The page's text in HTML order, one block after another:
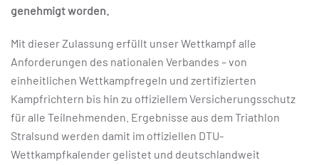
genehmigt worden.
Mit dieser Zulassung erfüllt unser Wettkampf alle
Anforderungen des nationalen Verbandes – von
einheitlichen Wettkampfregeln und zertifizierten
Kampfrichtern bis hin zu offiziellem Versicherungsschutz
für alle Teilnehmenden. Ergebnisse aus dem Triathlon
Stralsund werden damit im offiziellen DTU-
Wettkampfkalender gelistet und deutschlandweit